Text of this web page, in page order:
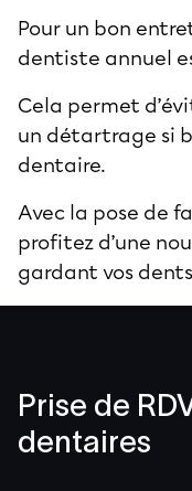
Pour un bon
dentiste annuel
Cela permet
un détartrage si
dentaire.
Avec la pose de
profitez d’une
gardant vos
Prise de
dentaires